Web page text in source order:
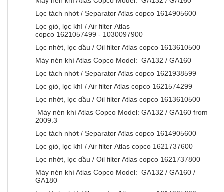
Lọc tách nhớt / Separator Atlas copco 1614905600
Lọc gió, lọc khí / Air filter Atlas
copco 1621057499 - 1030097900
Lọc nhớt, lọc dầu / Oil filter Atlas copco 1613610500
Máy nén khí Atlas Copco Model: GA132 / GA160
Lọc tách nhớt / Separator Atlas copco 1621938599
Lọc gió, lọc khí / Air filter Atlas copco 1621574299
Lọc nhớt, lọc dầu / Oil filter Atlas copco 1613610500
Máy nén khí Atlas Copco Model: GA132 / GA160 from
2009.3
Lọc tách nhớt / Separator Atlas copco 1614905600
Lọc gió, lọc khí / Air filter Atlas copco 1621737600
Lọc nhớt, lọc dầu / Oil filter Atlas copco 1621737800
Máy nén khí Atlas Copco Model: GA132 / GA160 /
GA180